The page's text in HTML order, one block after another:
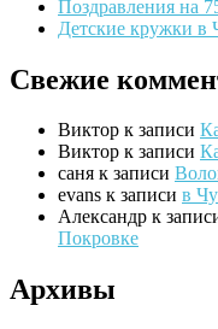
Поздравления на
Детские кружки в
Свежие
Виктор к записи
Виктор к записи
саня к записи
evans к записи в
Александр к
Покровке
Архивы